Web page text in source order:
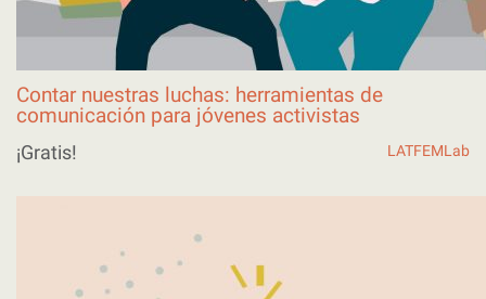
Contar nuestras luchas: herramientas de
comunicación para jóvenes activistas
¡Gratis! LATFEMLab